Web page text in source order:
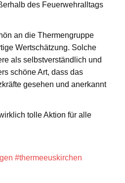
des Feuerwehralltags
an die Thermengruppe
Wertschätzung. Solche
als selbstverständlich und
schöne Art, dass das
gesehen und anerkannt
tolle Aktion für alle
#thermeeuskirchen